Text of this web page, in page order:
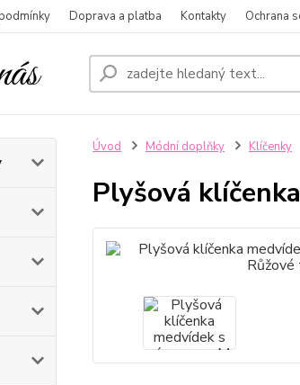
Doprava a platba Kontakty Ochrana
Úvod Módní doplňky Klíčenky
Plyšová